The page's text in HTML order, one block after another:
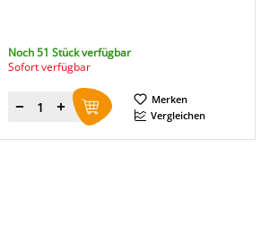
Noch 51 Stück verfügbar
Sofort verfügbar
Menge
Merken
Vergleichen